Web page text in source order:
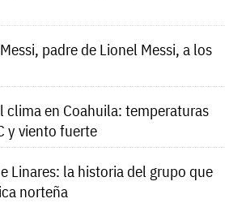
padre de Lionel Messi, a los
clima en Coahuila: temperaturas
y viento fuerte
Linares: la historia del grupo que
norteña